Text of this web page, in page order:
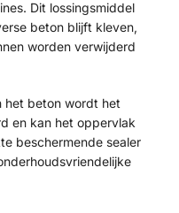
Dit lossingsmiddel
beton blijft kleven,
worden verwijderd
het beton wordt het
en kan het oppervlak
beschermende sealer